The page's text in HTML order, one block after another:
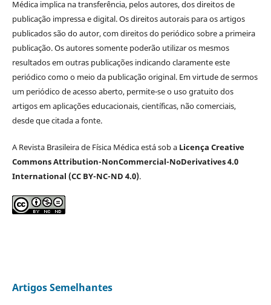
Médica implica na transferência, pelos autores, dos direitos de
publicação impressa e digital. Os direitos autorais para os artigos
publicados são do autor, com direitos do periódico sobre a primeira
publicação. Os autores somente poderão utilizar os mesmos
resultados em outras publicações indicando claramente este
periódico como o meio da publicação original. Em virtude de sermos
um periódico de acesso aberto, permite-se o uso gratuito dos
artigos em aplicações educacionais, científicas, não comerciais,
desde que citada a fonte.
A Revista Brasileira de Física Médica está sob a Licença Creative
Commons Attribution-NonCommercial-NoDerivatives 4.0
International (CC BY-NC-ND 4.0).
Artigos Semelhantes